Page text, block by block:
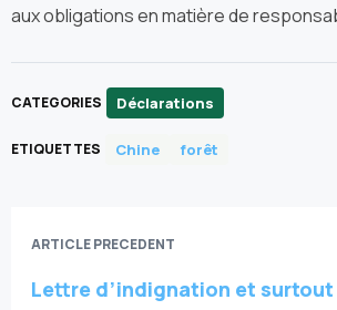
aux obligations en matière de
CATEGORIES Déclarations
ETIQUETTES Chine forêt
ARTICLE PRECEDENT
Lettre d’indignation et